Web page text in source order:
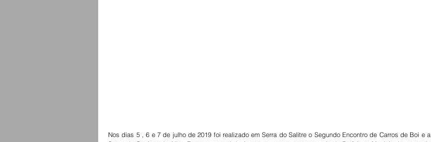
Nos dias 5 , 6 e 7 de julho de 2019 foi realizado em Serra do Salitre o Segundo Encontro de Carros de Boi e a